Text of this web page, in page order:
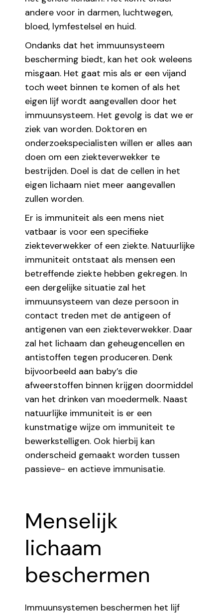
andere voor in darmen, luchtwegen,
bloed, lymfestelsel en huid.
Ondanks dat het immuunsysteem
bescherming biedt, kan het ook weleens
misgaan. Het gaat mis als er een vijand
toch weet binnen te komen of als het
eigen lijf wordt aangevallen door het
immuunsysteem. Het gevolg is dat we er
ziek van worden. Doktoren en
onderzoekspecialisten willen er alles aan
doen om een ziekteverwekker te
bestrijden. Doel is dat de cellen in het
eigen lichaam niet meer aangevallen
zullen worden.
Er is immuniteit als een mens niet
vatbaar is voor een specifieke
ziekteverwekker of een ziekte. Natuurlijke
immuniteit ontstaat als mensen een
betreffende ziekte hebben gekregen. In
een dergelijke situatie zal het
immuunsysteem van deze persoon in
contact treden met de antigeen of
antigenen van een ziekteverwekker. Daar
zal het lichaam dan geheugencellen en
antistoffen tegen produceren. Denk
bijvoorbeeld aan baby’s die
afweerstoffen binnen krijgen doormiddel
van het drinken van moedermelk. Naast
natuurlijke immuniteit is er een
kunstmatige wijze om immuniteit te
bewerkstelligen. Ook hierbij kan
onderscheid gemaakt worden tussen
passieve- en actieve immunisatie.
Menselijk
lichaam
beschermen
Immuunsystemen beschermen het lijf